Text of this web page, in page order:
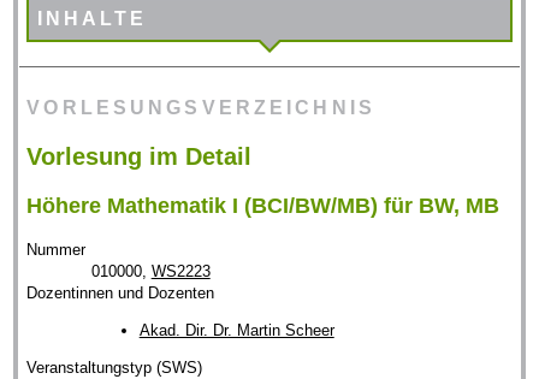
INHALTE
VORLESUNGSVERZEICHNIS
Vorlesung im Detail
Höhere Mathematik I (BCI/BW/MB) für BW, MB
Nummer
010000, WS2223
Dozentinnen und Dozenten
Akad. Dir. Dr. Martin Scheer
Veranstaltungstyp (SWS)